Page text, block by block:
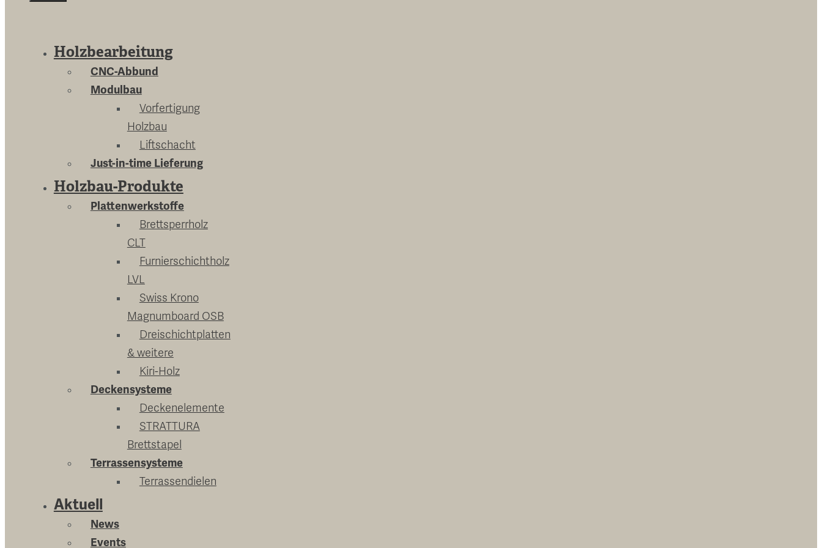
Close
Holzbearbeitung
CNC-Abbund
Modulbau
Vorfertigung
Holzbau
Liftschacht
Just-in-time Lieferung
Holzbau-Produkte
Plattenwerkstoffe
Brettsperrholz
CLT
Furnierschichtholz
LVL
Swiss Krono
Magnumboard OSB
Dreischichtplatten
& weitere
Kiri-Holz
Deckensysteme
Deckenelemente
STRATTURA
Brettstapel
Terrassensysteme
Terrassendielen
Aktuell
News
Events